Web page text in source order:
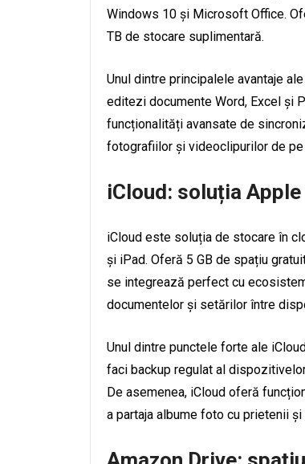
Windows 10 și Microsoft Office.
TB de stocare suplimentară.
Unul dintre principalele avantaje
editezi documente Word, Excel și
funcționalități avansate de
fotografiilor și videoclipurilor de
iCloud: soluția
iCloud este soluția de stocare în
și iPad. Oferă 5 GB de spațiu
se integrează perfect cu
documentelor și setărilor între
Unul dintre punctele forte ale
faci backup regulat al
De asemenea, iCloud oferă
a partaja albume foto cu prietenii și